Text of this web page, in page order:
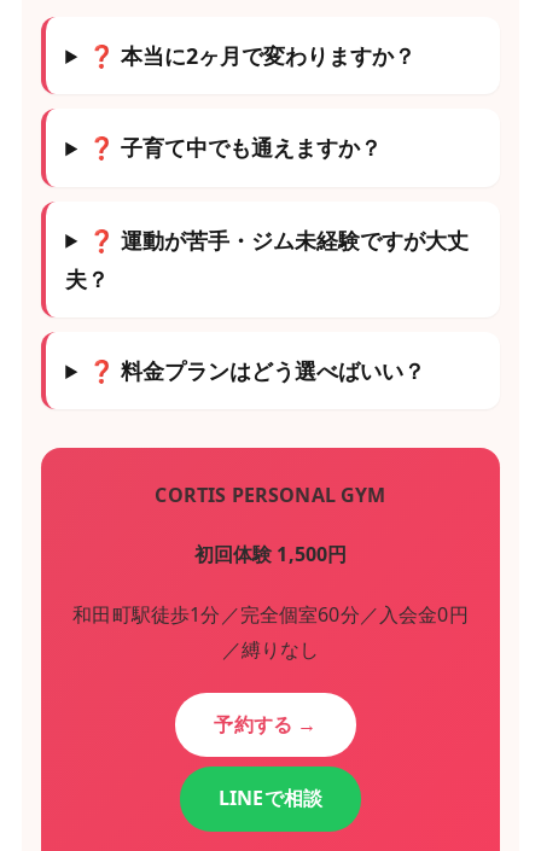
❓ 本当に2ヶ月で変わりますか？
❓ 子育て中でも通えますか？
❓ 運動が苦手・ジム未経験ですが大丈
夫？
❓ 料金プランはどう選べばいい？
CORTIS PERSONAL GYM
初回体験 1,500円
和田町駅徒歩1分／完全個室60分／入会金0円
／縛りなし
予約する →
LINEで相談